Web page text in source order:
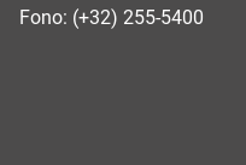
Fono: (+32) 255-5400